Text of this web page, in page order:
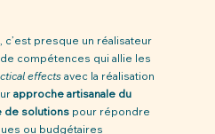
c’est presque un réalisateur
compétences qui allie les
effects avec la réalisation
approche artisanale du
de solutions pour répondre
ou budgétaires